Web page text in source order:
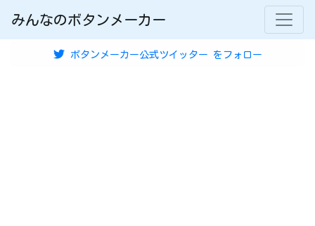
みんなのボタンメーカー
ボタンメーカー公式ツイッター をフォロー